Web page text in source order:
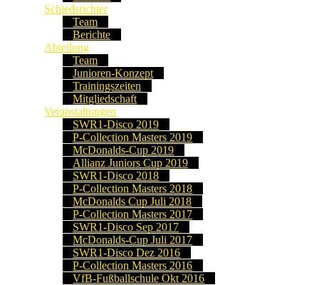
Schiedsrichter
Team
Berichte
Abteilung
Team
Junioren-Konzept
Trainingszeiten
Mitgliedschaft
Veranstaltungen
SWR1-Disco 2019
P-Collection Masters 2019
McDonalds-Cup 2019
Allianz Juniors Cup 2019
SWR1-Disco 2018
P-Collection Masters 2018
McDonalds Cup Juli 2018
P-Collection Masters 2017
SWR1-Disco Sep 2017
McDonalds-Cup Juli 2017
SWR1-Disco Dez 2016
P-Collection Masters 2016
VfB-Fußballschule Okt 2016